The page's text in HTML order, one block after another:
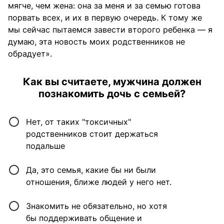
мягче, чем жена: она за меня и за семью готова
порвать всех, и их в первую очередь. К тому же
мы сейчас пытаемся завести второго ребенка — я
думаю, эта новость моих родственников не
обрадует».
Как вы считаете, мужчина должен
познакомить дочь с семьей?
Нет, от таких "токсичных"
родственников стоит держаться
подальше
Да, это семья, какие бы ни были
отношения, ближе людей у него нет.
Знакомить не обязательно, но хотя
бы поддерживать общение и